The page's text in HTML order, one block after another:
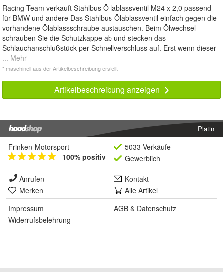
Racing Team verkauft Stahlbus Ö lablassventil M24 x 2,0 passend
für BMW und andere Das Stahlbus-Ölablassventil einfach gegen die
vorhandene Ölablassschraube austauschen. Beim Ölwechsel
schrauben Sie die Schutzkappe ab und stecken das
Schlauchanschlußstück per Schnellverschluss auf. Erst wenn dieser
... Mehr
* maschinell aus der Artikelbeschreibung erstellt
Artikelbeschreibung anzeigen
Platin
Frinken-Motorsport
100% positiv
5033 Verkäufe
Gewerblich
Anrufen
Kontakt
Merken
Alle Artikel
Impressum
AGB & Datenschutz
Widerrufsbelehrung